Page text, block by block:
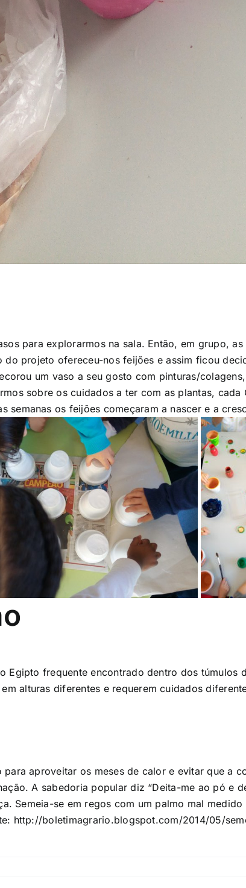
para explorarmos na sala. Então, em grupo,
projeto ofereceu-nos feijões e assim ficou
um vaso a seu gosto com pinturas/
sobre os cuidados a ter com as plantas,
semanas os feijões começaram a nascer e a
Egipto frequente encontrado dentro dos túmulos
alturas diferentes e requerem cuidados
aproveitar os meses de calor e evitar que a
A sabedoria popular diz “Deita-me ao pó e
Semeia-se em regos com um palmo mal
http://boletimagrario.blogspot.com/2014/05/